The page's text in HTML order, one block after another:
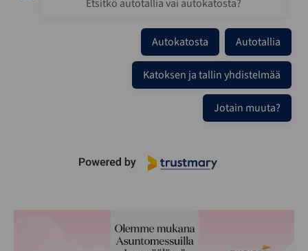
Etsitkö autotallia vai autokatosta?
Autokatosta Autotallia
Katoksen ja tallin yhdistelmää
Jotain muuta?